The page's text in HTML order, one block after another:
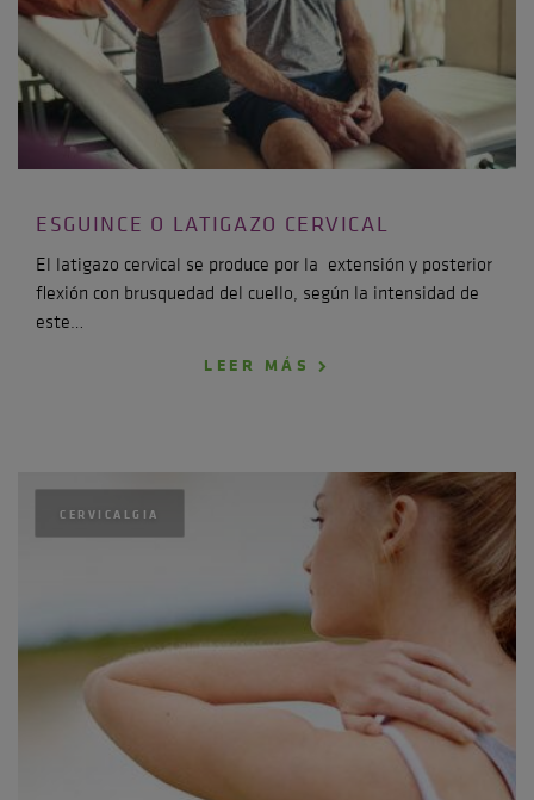
ESGUINCE O LATIGAZO CERVICAL
El latigazo cervical se produce por la extensión y posterior
flexión con brusquedad del cuello, según la intensidad de
este…
LEER MÁS
CERVICALGIA